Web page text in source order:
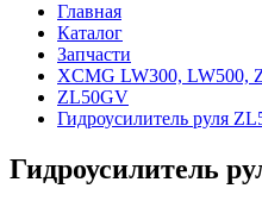
Главная
Каталог
Запчасти
XCMG LW300, LW500,
ZL50GV
Гидроусилитель руля
Гидроусилитель